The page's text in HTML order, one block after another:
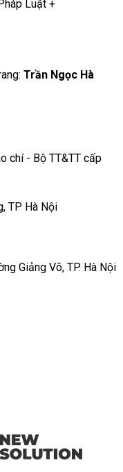
Luật +
Trần Ngọc Hà
chí - Bộ TT&TT cấp
TP Hà Nội
Giảng Võ, TP. Hà Nội